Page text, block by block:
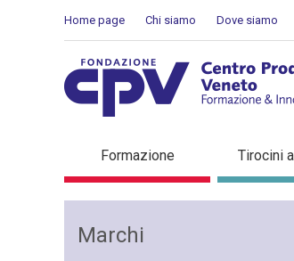
Home page Chi siamo Dove siamo
Monitoraggio
Formazione Tirocini
Marchi